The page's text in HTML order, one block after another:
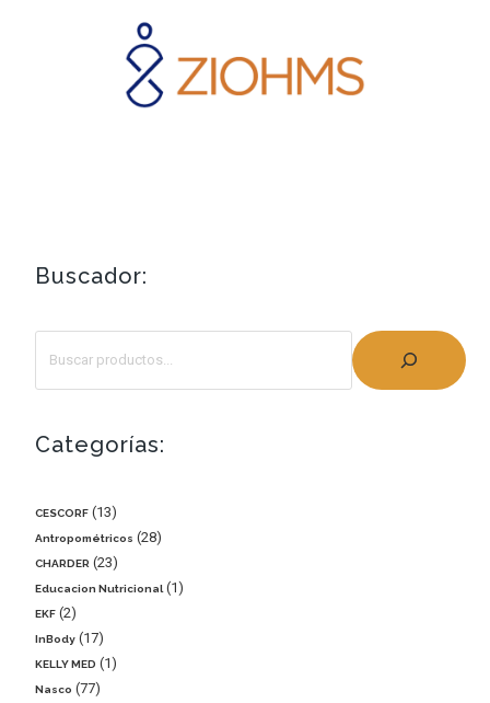
Buscador:
Categorías:
CESCORF 13
Antropométricos 28
CHARDER 23
Educacion Nutricional 1
EKF 2
InBody 17
KELLY MED 1
Nasco 77